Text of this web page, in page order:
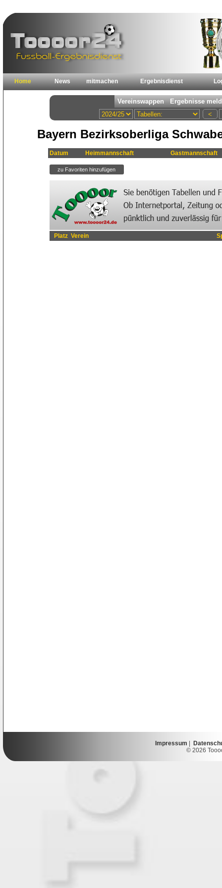
Home News mitmachen Ergebnisdienst
Bayern Bezirksoberliga
Datum Heimmannschaft Gastmannschaft
Platz Verein
Impressum
© 2026